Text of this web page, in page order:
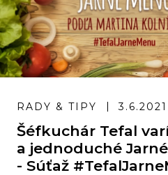
RADY & TIPY 3.6.2021
Šéfkuchár Tefal
a jednoduché
- Súťaž